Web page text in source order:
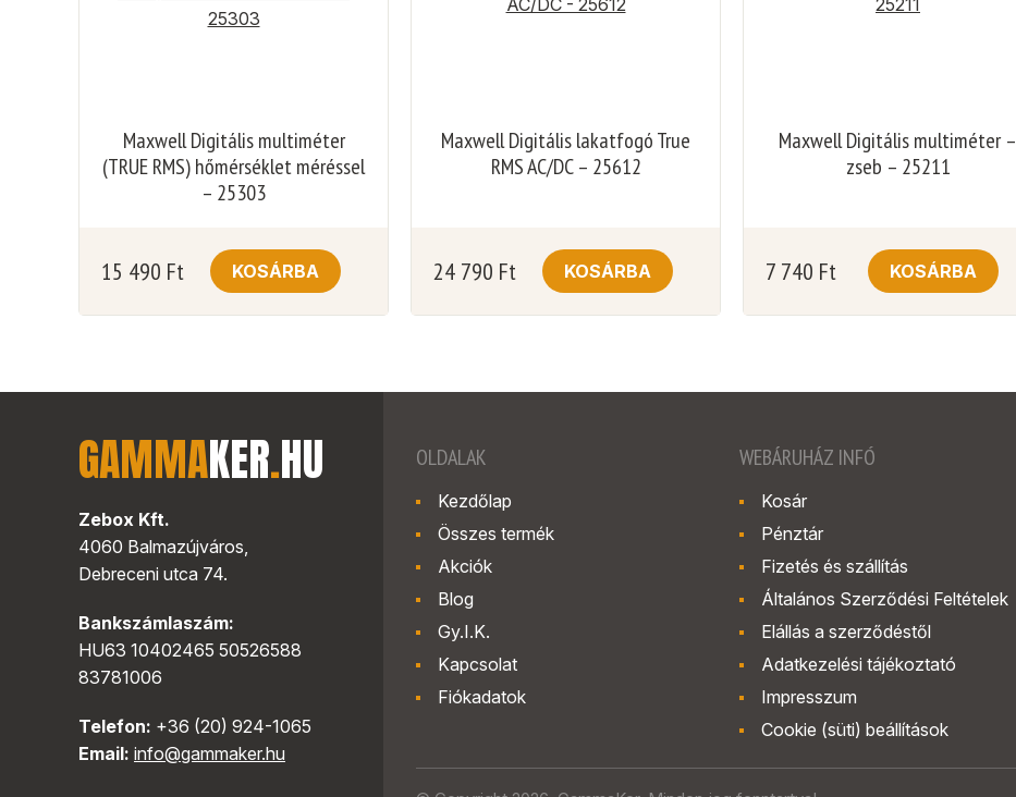
Maxwell Digitális multiméter
(TRUE RMS) hőmérséklet méréssel
– 25303
15 490 Ft KOSÁRBA
Maxwell Digitális lakatfogó True
RMS AC/DC – 25612
24 790 Ft KOSÁRBA
Maxwell Digitális multiméter –
zseb – 25211
7 740 Ft KOSÁRBA
GAMMAKER.HU
Zebox Kft.
4060 Balmazújváros,
Debreceni utca 74.
Bankszámlaszám:
HU63 10402465 50526588
83781006
Telefon: +36 (20) 924-1065
Email: info@gammaker.hu
OLDALAK
Kezdőlap
Összes termék
Akciók
Blog
Gy.I.K.
Kapcsolat
Fiókadatok
WEBÁRUHÁZ INFÓ
Kosár
Pénztár
Fizetés és szállítás
Általános Szerződési Feltételek
Elállás a szerződéstől
Adatkezelési tájékoztató
Impresszum
Cookie (süti) beállítások